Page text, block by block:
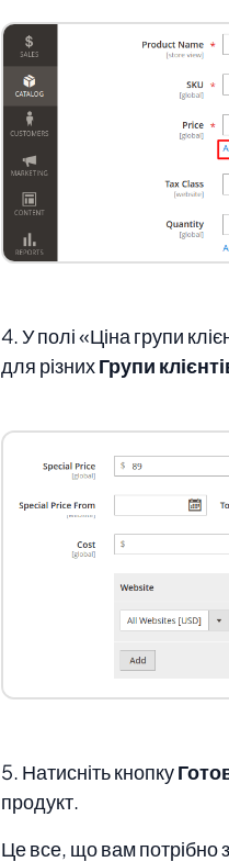
4. У полі «Ціна групи
для різнихГрупи
5. Натисніть кнопку
продукт.
Це все, що вам потрібно